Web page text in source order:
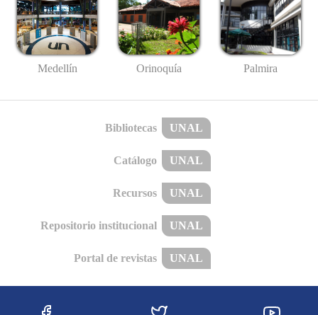
Medellín Orinoquía Palmira
Bibliotecas UNAL
Catálogo UNAL
Recursos UNAL
Repositorio institucional UNAL
Portal de revistas UNAL